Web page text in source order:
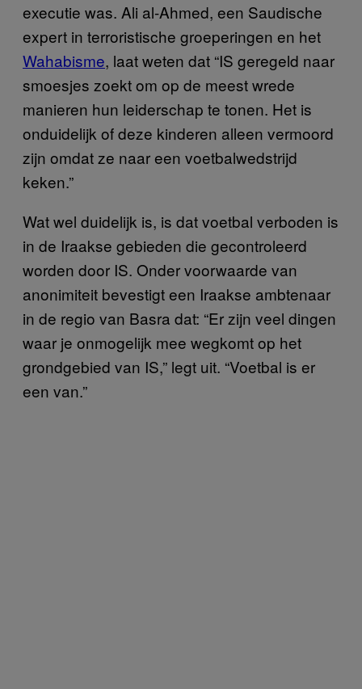
executie was. Ali al-Ahmed, een Saudische
expert in terroristische groeperingen en het
Wahabisme, laat weten dat “IS geregeld naar
smoesjes zoekt om op de meest wrede
manieren hun leiderschap te tonen. Het is
onduidelijk of deze kinderen alleen vermoord
zijn omdat ze naar een voetbalwedstrijd
keken.”
Wat wel duidelijk is, is dat voetbal verboden is
in de Iraakse gebieden die gecontroleerd
worden door IS. Onder voorwaarde van
anonimiteit bevestigt een Iraakse ambtenaar
in de regio van Basra dat: “Er zijn veel dingen
waar je onmogelijk mee wegkomt op het
grondgebied van IS,” legt uit. “Voetbal is er
een van.”